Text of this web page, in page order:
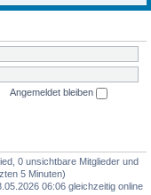
Angemeldet bleiben
0 unsichtbare Mitglieder und
5 Minuten)
06:06 gleichzeitig online